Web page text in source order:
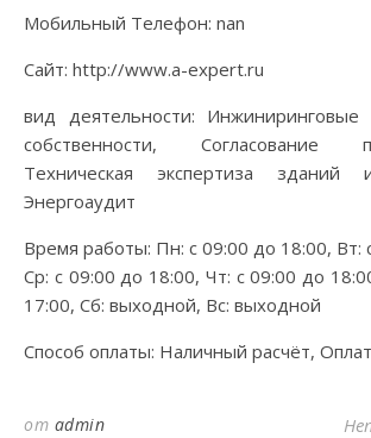
Мобильный Телефон: nan
Сайт: http://www.a-expert.ru
вид деятельности: Инжиниринговые
собственности, Согласование
Техническая экспертиза зданий
Энергоаудит
Время работы: Пн: с 09:00 до 18:00, Вт:
Ср: с 09:00 до 18:00, Чт: с 09:00 до
17:00, Сб: выходной, Вс: выходной
Способ оплаты: Наличный расчёт,
от admin